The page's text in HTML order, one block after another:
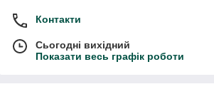
Контакти
Сьогодні вихідний
Показати весь графік роботи